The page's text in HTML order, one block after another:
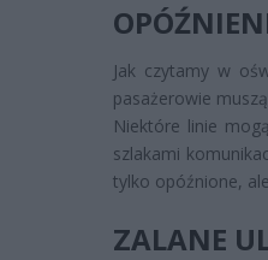
Jak czytamy w
pasażerowie
Niektóre linie
szlakami
tylko opóźnione,
ZALANE